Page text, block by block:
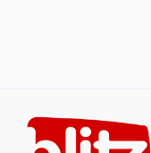
content